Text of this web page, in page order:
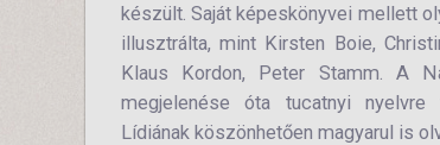
készült. Saját képeskönyvei mellett
illusztrálta, mint Kirsten Boie,
Klaus Kordon, Peter Stamm. A
megjelenése óta tucatnyi
Lídiának köszönhetően magyarul is